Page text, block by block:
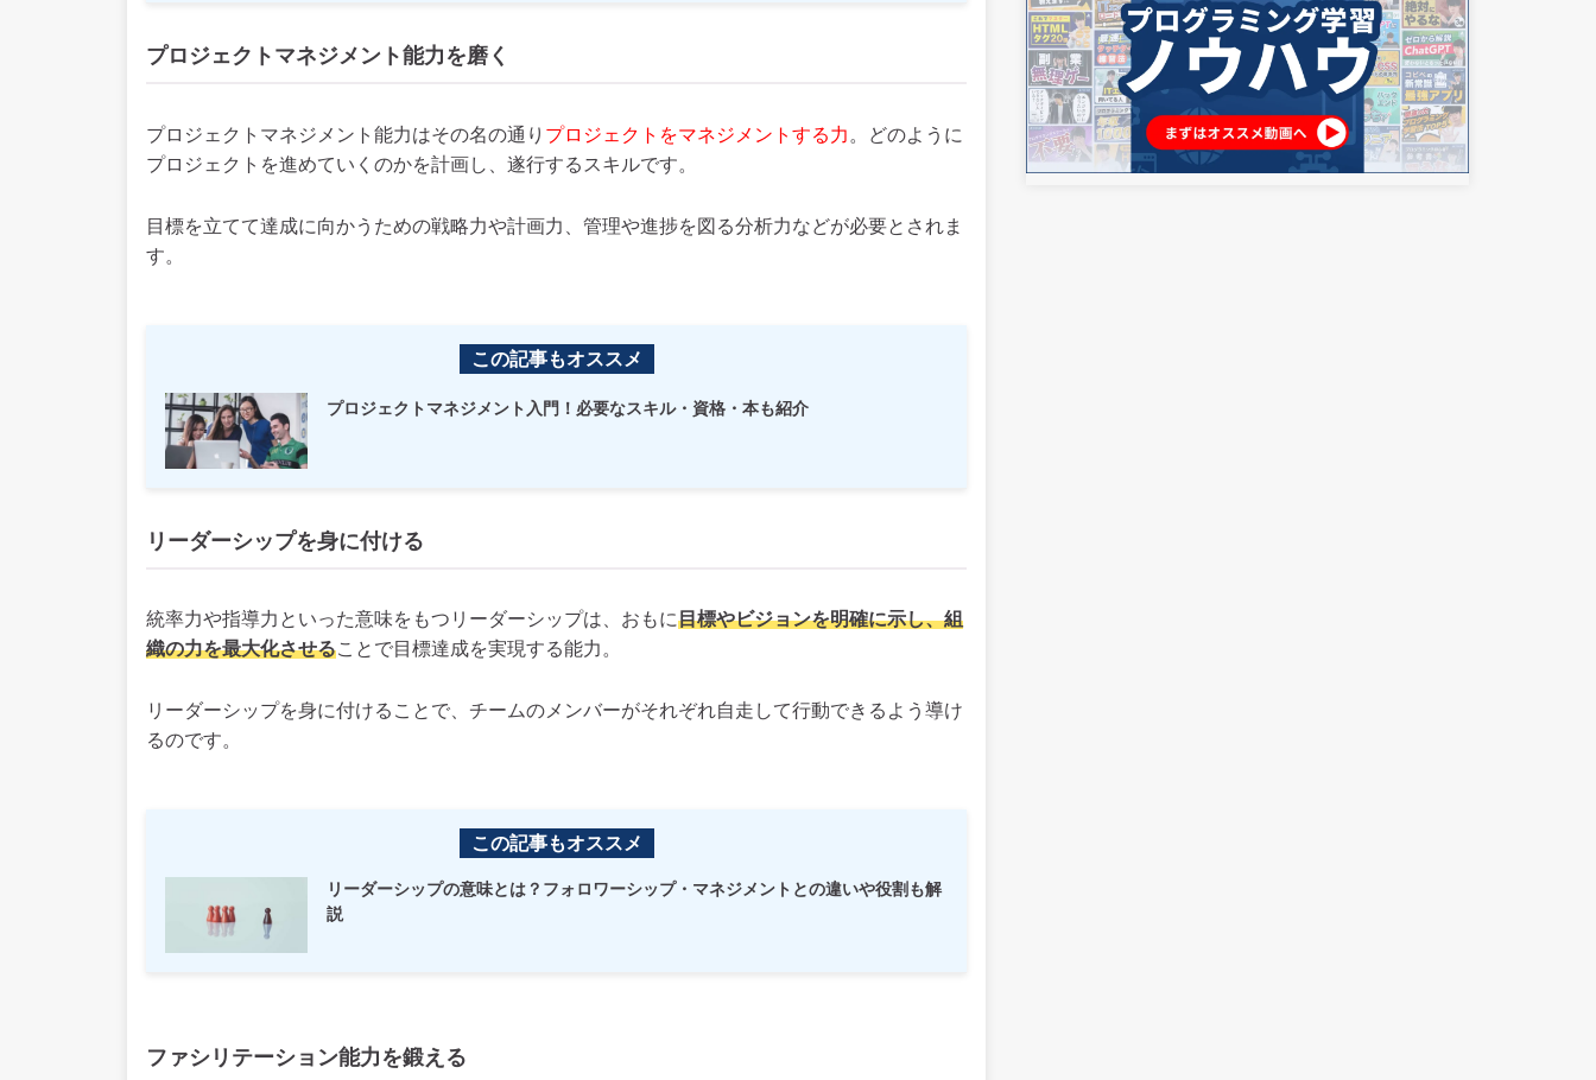
プロジェクトマネジメント能力を磨く
プロジェクトマネジメント能力はその名の通り プロジェクトをマネジメントする力 。どのように
プロジェクトを進めていくのかを計画し、遂行するスキルです。
目標を立てて達成に向かうための戦略力や計画力、管理や進捗を図る分析力などが必要とされま
す。
この記事もオススメ
プロジェクトマネジメント入門！必要なスキル・資格・本も紹介
リーダーシップを身に付ける
統率力や指導力といった意味をもつリーダーシップは、おもに目標やビジョンを明確に示し、組
織の力を最大化させることで目標達成を実現する能力。
リーダーシップを身に付けることで、チームのメンバーがそれぞれ自走して行動できるよう導け
るのです。
この記事もオススメ
リーダーシップの意味とは？フォロワーシップ・マネジメントとの違いや役割も解
説
ファシリテーション能力を鍛える